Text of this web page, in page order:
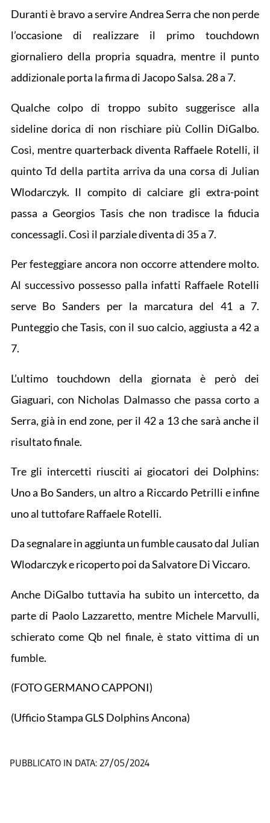
Duranti è bravo a servire Andrea Serra che non perde
l’occasione di realizzare il primo touchdown
giornaliero della propria squadra, mentre il punto
addizionale porta la firma di Jacopo Salsa. 28 a 7.
Qualche colpo di troppo subito suggerisce alla
sideline dorica di non rischiare più Collin DiGalbo.
Così, mentre quarterback diventa Raffaele Rotelli, il
quinto Td della partita arriva da una corsa di Julian
Wlodarczyk. Il compito di calciare gli extra-point
passa a Georgios Tasis che non tradisce la fiducia
concessagli. Così il parziale diventa di 35 a 7.
Per festeggiare ancora non occorre attendere molto.
Al successivo possesso palla infatti Raffaele Rotelli
serve Bo Sanders per la marcatura del 41 a 7.
Punteggio che Tasis, con il suo calcio, aggiusta a 42 a
7.
L’ultimo touchdown della giornata è però dei
Giaguari, con Nicholas Dalmasso che passa corto a
Serra, già in end zone, per il 42 a 13 che sarà anche il
risultato finale.
Tre gli intercetti riusciti ai giocatori dei Dolphins:
Uno a Bo Sanders, un altro a Riccardo Petrilli e infine
uno al tuttofare Raffaele Rotelli.
Da segnalare in aggiunta un fumble causato dal Julian
Wlodarczyk e ricoperto poi da Salvatore Di Viccaro.
Anche DiGalbo tuttavia ha subito un intercetto, da
parte di Paolo Lazzaretto, mentre Michele Marvulli,
schierato come Qb nel finale, è stato vittima di un
fumble.
(FOTO GERMANO CAPPONI)
(Ufficio Stampa GLS Dolphins Ancona)
PUBBLICATO IN DATA: 27/05/2024